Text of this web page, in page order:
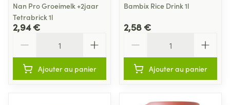
Nan Pro Groeimelk +2jaar
Tetrabrick 1l
2,94 €
Ajouter au panier
Bambix Rice Drink 1l
2,58 €
Ajouter au panier